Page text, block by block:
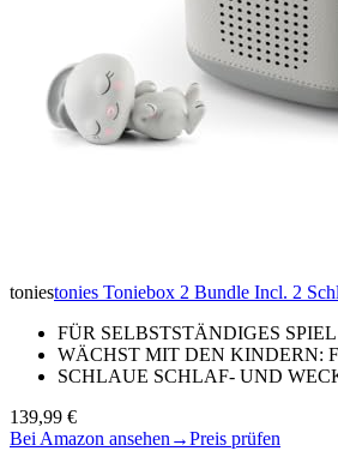
toniestonies Toniebox 2 Bundle Incl. 2
FÜR SELBSTSTÄNDIGES SPIEL
WÄCHST MIT DEN KINDERN:
SCHLAUE SCHLAF- UND
139,99 €
Bei Amazon ansehen →Preis prüfen